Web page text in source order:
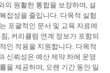
의 원활한 통합을 보장하며, 설
잡성을 줄입니다. 다목적 실험
포괄적인 문서 및 교육 자료에
, 커리큘럼 연계 정보가 포함되
인 적용을 지원합니다. 다목적
신뢰성은 예산 제약 하에 운영
을 제공하며, 오랜 기간 동안 일